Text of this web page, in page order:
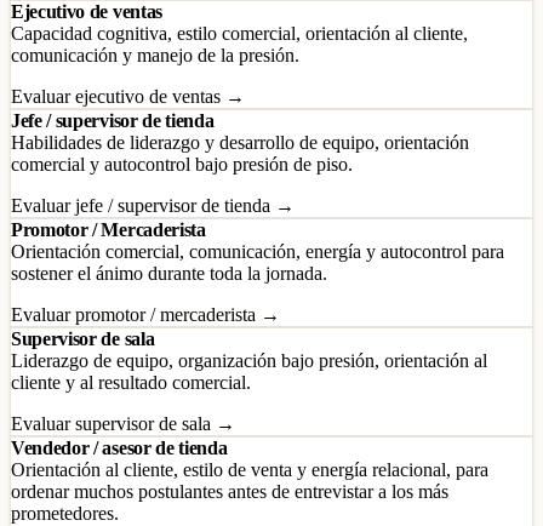
Ejecutivo de ventas
Capacidad cognitiva, estilo comercial, orientación al cliente,
comunicación y manejo de la presión.
Evaluar ejecutivo de ventas →
Jefe / supervisor de tienda
Habilidades de liderazgo y desarrollo de equipo, orientación
comercial y autocontrol bajo presión de piso.
Evaluar jefe / supervisor de tienda →
Promotor / Mercaderista
Orientación comercial, comunicación, energía y autocontrol para
sostener el ánimo durante toda la jornada.
Evaluar promotor / mercaderista →
Supervisor de sala
Liderazgo de equipo, organización bajo presión, orientación al
cliente y al resultado comercial.
Evaluar supervisor de sala →
Vendedor / asesor de tienda
Orientación al cliente, estilo de venta y energía relacional, para
ordenar muchos postulantes antes de entrevistar a los más
prometedores.